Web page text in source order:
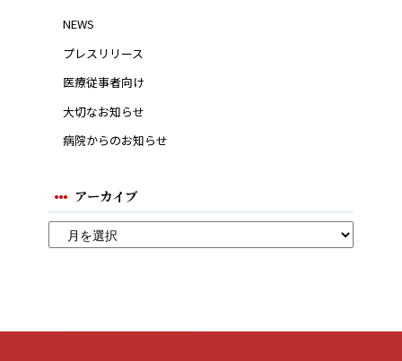
NEWS
プレスリリース
医療従事者向け
大切なお知らせ
病院からのお知らせ
アーカイブ